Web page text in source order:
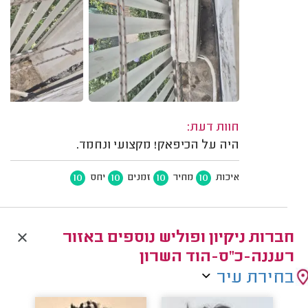
חוות דעת:
היה על הכיפאק! מקצועי ונחמד.
איכות 10 מחיר 10 זמנים 10 יחס 10
חברות ניקיון ופוליש נוספים באזור
רעננה-כ"ס-הוד השרון
בחירת עיר